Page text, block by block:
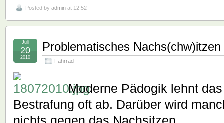
Posted by admin at 12:52
Problematisches Nachs(chw)itzen
Fahrrad
Juli
20
2010
Moderne Pädogik lehnt
Bestrafung oft ab. Darüber wird